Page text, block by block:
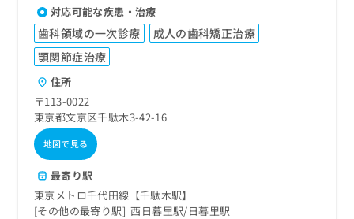
対応可能な疾患・治療
歯科領域の一次診療
成人の歯科矯正治療
顎関節症治療
住所
〒113-0022
東京都文京区千駄木3-42-16
地図で見る
最寄り駅
東京メトロ千代田線【千駄木駅】
その他の最寄り駅
西日暮里駅 日暮里駅